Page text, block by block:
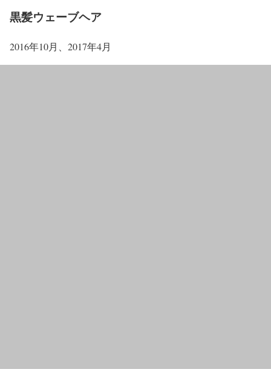
黒髪ウェーブヘア
2016年10月、2017年4月